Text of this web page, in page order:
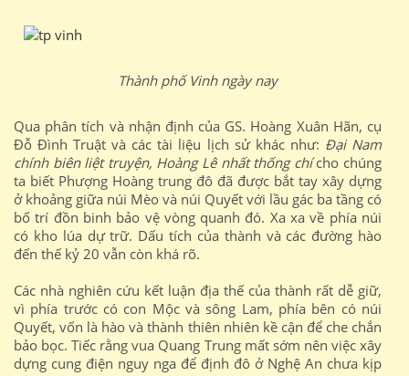
Thành phố Vinh ngày nay
Qua phân tích và nhận định của GS. Hoàng Xuân Hãn, cụ
Đỗ Đình Truật và các tài liệu lịch sử khác như: Đại Nam
chính biên liệt truyện, Hoàng Lê nhất thống chícho chúng
ta biết Phượng Hoàng trung đô đã được bắt tay xây dựng
ở khoảng giữa núi Mèo và núi Quyết với lầu gác ba tầng có
bố trí đồn binh bảo vệ vòng quanh đó. Xa xa về phía núi
có kho lúa dự trữ. Dấu tích của thành và các đường hào
đến thế kỷ 20 vẫn còn khá rõ.
Các nhà nghiên cứu kết luận địa thế của thành rất dễ giữ,
vì phía trước có con Mộc và sông Lam, phía bên có núi
Quyết, vốn là hào và thành thiên nhiên kề cận để che chắn
bảo bọc. Tiếc rằng vua Quang Trung mất sớm nên việc xây
dựng cung điện nguy nga để định đô ở Nghệ An chưa kịp